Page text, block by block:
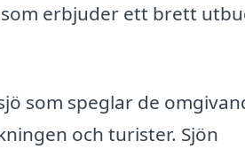
erbjuder ett brett
som speglar de
och turister. Sjön